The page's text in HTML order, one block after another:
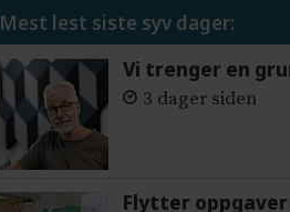
Mest lest siste syv dager:
Vi trenger en
3 dager siden
Flytter